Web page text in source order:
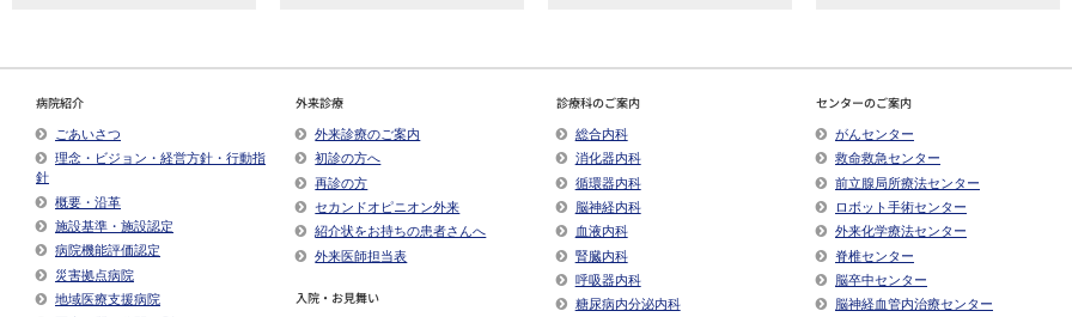
病院紹介
ごあいさつ
理念・ビジョン・経営方針・行動指
針
概要・沿革
施設基準・施設認定
病院機能評価認定
災害拠点病院
地域医療支援病院
外来診療
外来診療のご案内
初診の方へ
再診の方
セカンドオピニオン外来
紹介状をお持ちの患者さんへ
外来医師担当表
入院・お見舞い
診療科のご案内
総合内科
消化器内科
循環器内科
脳神経内科
血液内科
腎臓内科
呼吸器内科
糖尿病内分泌内科
センターのご案内
がんセンター
救命救急センター
前立腺局所療法センター
ロボット手術センター
外来化学療法センター
脊椎センター
脳卒中センター
脳神経血管内治療センター